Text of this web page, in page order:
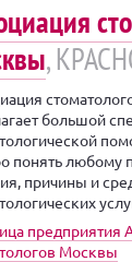
,
большой
понять любому
причины и
предприятия
Москвы